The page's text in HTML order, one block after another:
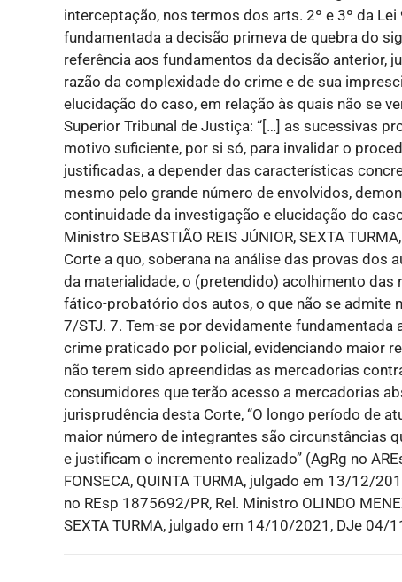
interceptação, nos termos dos arts. 2º e 3º da
fundamentada a decisão primeva de quebra do
referência aos fundamentos da decisão anterior,
razão da complexidade do crime e de sua
elucidação do caso, em relação às quais não se
Superior Tribunal de Justiça: “[…] as sucessivas
motivo suficiente, por si só, para invalidar o
justificadas, a depender das características
mesmo pelo grande número de envolvidos,
continuidade da investigação e elucidação do
Ministro SEBASTIÃO REIS JÚNIOR, SEXTA
Corte a quo, soberana na análise das provas dos
da materialidade, o (pretendido) acolhimento das
fático-probatório dos autos, o que não se admite
7/STJ. 7. Tem-se por devidamente
crime praticado por policial, evidenciando maior
não terem sido apreendidas as mercadorias
consumidores que terão acesso a mercadorias
jurisprudência desta Corte, “O longo período de
maior número de integrantes são circunstâncias
e justificam o incremento realizado” (AgRg no
FONSECA, QUINTA TURMA, julgado em 13/12/
no REsp 1875692/PR, Rel. Ministro OLINDO
SEXTA TURMA, julgado em 14/10/2021, DJe 04/